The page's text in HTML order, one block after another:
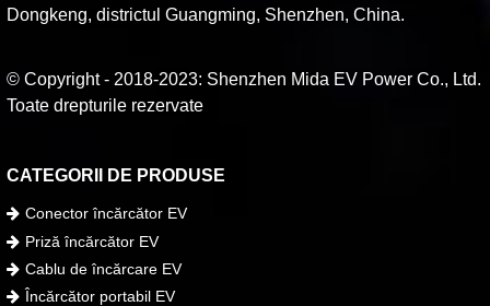
Dongkeng, districtul Guangming, Shenzhen, China.
© Copyright - 2018-2023: Shenzhen Mida EV Power Co., Ltd.
Toate drepturile rezervate
CATEGORII DE PRODUSE
Conector încărcător EV
Priză încărcător EV
Cablu de încărcare EV
Încărcător portabil EV